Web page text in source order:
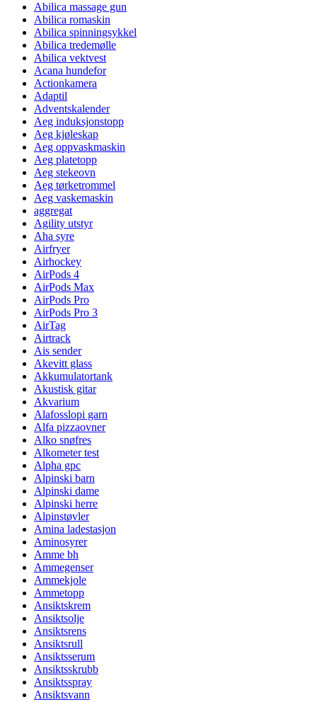
Abilica massage gun
Abilica romaskin
Abilica spinningsykkel
Abilica tredemølle
Abilica vektvest
Acana hundefor
Actionkamera
Adaptil
Adventskalender
Aeg induksjonstopp
Aeg kjøleskap
Aeg oppvaskmaskin
Aeg platetopp
Aeg stekeovn
Aeg tørketrommel
Aeg vaskemaskin
aggregat
Agility utstyr
Aha syre
Airfryer
Airhockey
AirPods 4
AirPods Max
AirPods Pro
AirPods Pro 3
AirTag
Airtrack
Ais sender
Akevitt glass
Akkumulatortank
Akustisk gitar
Akvarium
Alafosslopi garn
Alfa pizzaovner
Alko snøfres
Alkometer test
Alpha gpc
Alpinski barn
Alpinski dame
Alpinski herre
Alpinstøvler
Amina ladestasjon
Aminosyrer
Amme bh
Ammegenser
Ammekjole
Ammetopp
Ansiktskrem
Ansiktsolje
Ansiktsrens
Ansiktsrull
Ansiktsserum
Ansiktsskrubb
Ansiktsspray
Ansiktsvann